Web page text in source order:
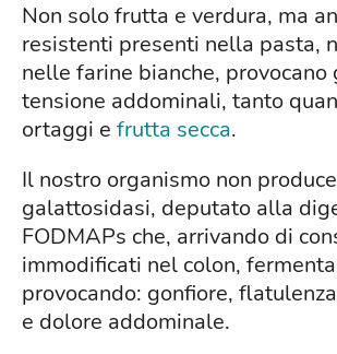
Non solo frutta e verdura, ma
resistenti presenti nella pasta,
nelle farine bianche, provocano
tensione addominali, tanto
ortaggi e frutta secca.
Il nostro organismo non
galattosidasi, deputato alla
FODMAPs che, arrivando di
immodificati nel colon,
provocando: gonfiore,
e dolore addominale.